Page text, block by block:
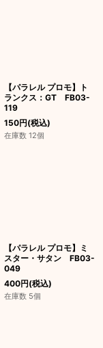
【パラレル プロモ】ト
ランクス：GT FB03-
119
150円(税込)
在庫数 12個
【パラレル プロモ】ミ
スター・サタン FB03-
049
400円(税込)
在庫数 5個